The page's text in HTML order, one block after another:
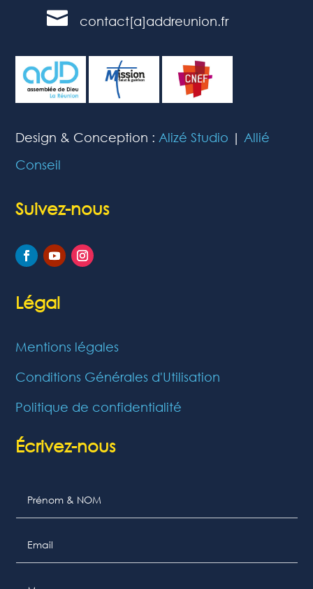
 contact[a]addreunion.fr
Design & Conception : Alizé Studio | Allié
Conseil
Suivez-nous
Légal
Mentions légales
Conditions Générales d'Utilisation
Politique de confidentialité
Écrivez-nous